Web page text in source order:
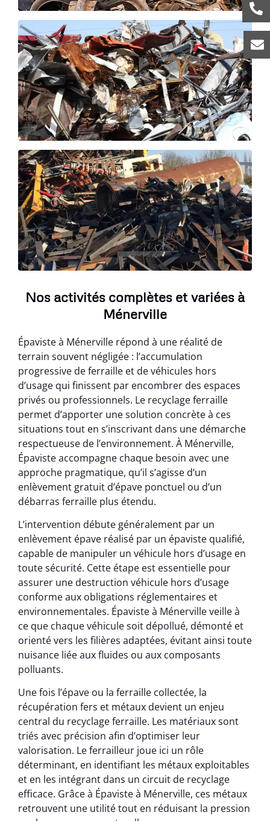
Nos activités complètes et variées à
Ménerville
Épaviste à Ménerville répond à une réalité de
terrain souvent négligée : l’accumulation
progressive de ferraille et de véhicules hors
d’usage qui finissent par encombrer des espaces
privés ou professionnels. Le recyclage ferraille
permet d’apporter une solution concrète à ces
situations tout en s’inscrivant dans une démarche
respectueuse de l’environnement. À Ménerville,
Épaviste accompagne chaque besoin avec une
approche pragmatique, qu’il s’agisse d’un
enlèvement gratuit d’épave ponctuel ou d’un
débarras ferraille plus étendu.
L’intervention débute généralement par un
enlèvement épave réalisé par un épaviste qualifié,
capable de manipuler un véhicule hors d’usage en
toute sécurité. Cette étape est essentielle pour
assurer une destruction véhicule hors d’usage
conforme aux obligations réglementaires et
environnementales. Épaviste à Ménerville veille à
ce que chaque véhicule soit dépollué, démonté et
orienté vers les filières adaptées, évitant ainsi toute
nuisance liée aux fluides ou aux composants
polluants.
Une fois l’épave ou la ferraille collectée, la
récupération fers et métaux devient un enjeu
central du recyclage ferraille. Les matériaux sont
triés avec précision afin d’optimiser leur
valorisation. Le ferrailleur joue ici un rôle
déterminant, en identifiant les métaux exploitables
et en les intégrant dans un circuit de recyclage
efficace. Grâce à Épaviste à Ménerville, ces métaux
retrouvent une utilité tout en réduisant la pression